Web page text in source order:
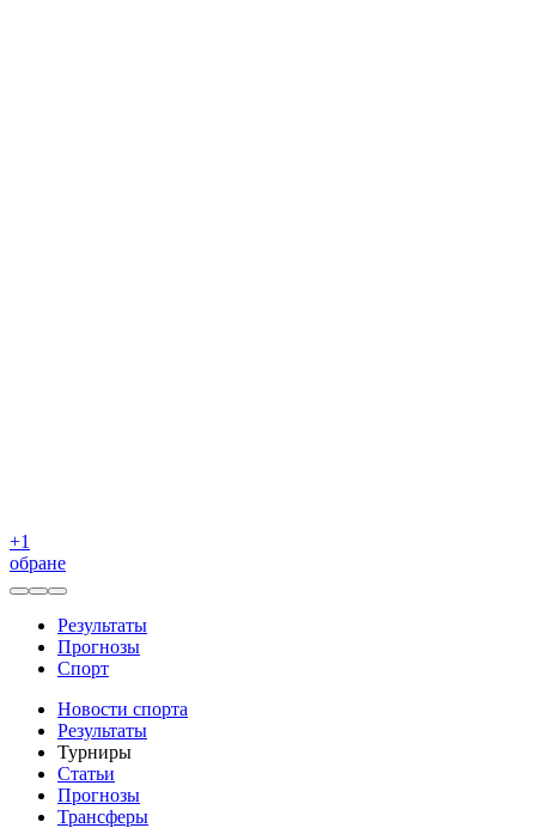
+1
обране
Результаты
Прогнозы
Спорт
Новости спорта
Результаты
Турниры
Статьи
Прогнозы
Трансферы